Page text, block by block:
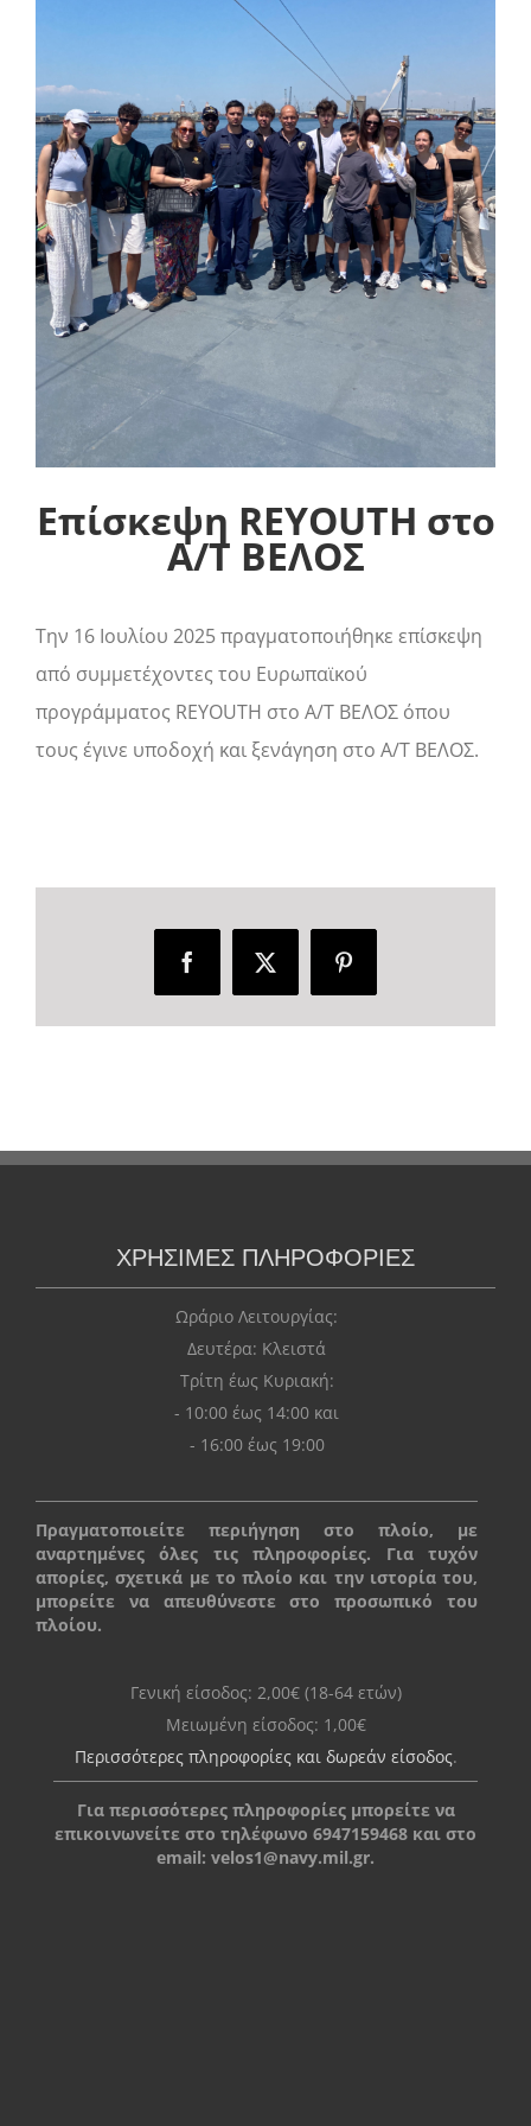
Επίσκεψη REYOUTH στο
Α/Τ ΒΕΛΟΣ
Την 16 Ιουλίου 2025 πραγματοποιήθηκε επίσκεψη
από συμμετέχοντες του Ευρωπαϊκού
προγράμματος REYOUTH στο Α/Τ ΒΕΛΟΣ όπου
τους έγινε υποδοχή και ξενάγηση στο Α/Τ ΒΕΛΟΣ.
FacebookX Pinterest
ΧΡΗΣΙΜΕΣ ΠΛΗΡΟΦΟΡΙΕΣ
Ωράριο Λειτουργίας:
Δευτέρα: Kλειστά
Τρίτη έως Κυριακή:
- 10:00 έως 14:00 και
- 16:00 έως 19:00
Πραγματοποιείτε περιήγηση στο πλοίο, με
αναρτημένες όλες τις πληροφορίες. Για τυχόν
απορίες, σχετικά με το πλοίο και την ιστορία του,
μπορείτε να απευθύνεστε στο προσωπικό του
πλοίου.
Γενική είσοδος: 2,00€ (18-64 ετών)
Μειωμένη είσοδος: 1,00€
Περισσότερες πληροφορίες και δωρεάν είσοδος.
Για περισσότερες πληροφορίες μπορείτε να
επικοινωνείτε στο τηλέφωνο 6947159468 και στο
email: velos1@navy.mil.gr.